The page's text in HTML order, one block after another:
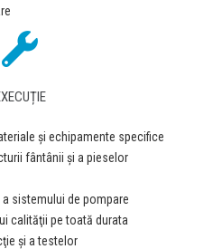
şi echipamente specifice
fântânii și a pieselor
sistemului de pompare
calităţii pe toată durata
și a testelor